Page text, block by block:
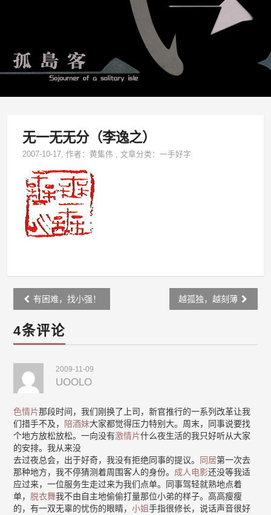
无一无无分（李逸之）
2007-10-17, 作者：黄集伟 ,文章分类：一手好字
Post
navigation
有困难，找小强！ 越孤独，越刻薄
4条评论
2009-11-09
UOOLO
色情片那段时间，我们刚换了上司，新官推行的一系列改革让我
们措手不及， 陪酒妹大家都觉得压力特别大。周末，同事说要找
个地方放松放松。一向没有激情片什么夜生活的我只好听从大家
的安排。我从来没
去过夜总会，出于好奇，我没有拒绝同事的提议。 同居第一次去
那种地方，我不停猜测着周围客人的身份。 成人电影还没等我适
应过来，一位服务生走过来为我们点单。同事驾轻就熟地点着
单， 脱衣舞我不由自主地偷偷打量那位小弟的样子。高高瘦瘦
的，有一双无辜的忧伤的眼睛，小姐手指很修长，说话声音很好